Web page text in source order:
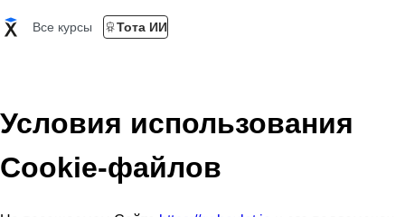
Все курсы Тота ИИ
Условия использования
Cookie-файлов